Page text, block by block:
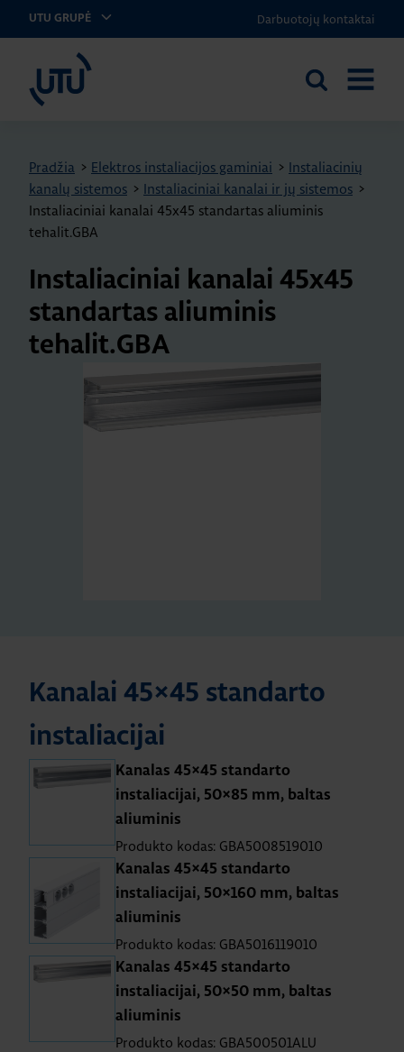
UTU GRUPĖ Darbuotojų kontaktai
UTU Lithuania
Ieškoti
Pradžia > Elektros instaliacijos gaminiai > Instaliacinių
kanalų sistemos > Instaliaciniai kanalai ir jų sistemos >
Instaliaciniai kanalai 45x45 standartas aliuminis
tehalit.GBA
Instaliaciniai kanalai 45x45
standartas aliuminis
tehalit.GBA
Kanalai 45×45 standarto
instaliacijai
Kanalas 45×45 standarto
instaliacijai, 50×85 mm, baltas
aliuminis
Produkto kodas: GBA5008519010
Kanalas 45×45 standarto
instaliacijai, 50×160 mm, baltas
aliuminis
Produkto kodas: GBA5016119010
Kanalas 45×45 standarto
instaliacijai, 50×50 mm, baltas
aliuminis
Produkto kodas: GBA500501ALU